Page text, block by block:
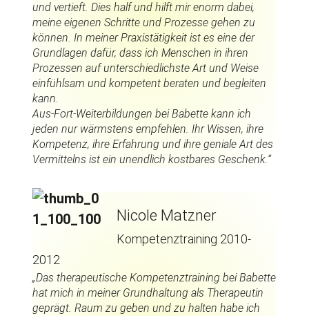
und vertieft. Dies half und hilft mir enorm dabei,
meine eigenen Schritte und Prozesse gehen zu
können. In meiner Praxistätigkeit ist es eine der
Grundlagen dafür, dass ich Menschen in ihren
Prozessen auf unterschiedlichste Art und Weise
einfühlsam und kompetent beraten und begleiten
kann.
Aus-Fort-Weiterbildungen bei Babette kann ich
jeden nur wärmstens empfehlen. Ihr Wissen, ihre
Kompetenz, ihre Erfahrung und ihre geniale Art des
Vermittelns ist ein unendlich kostbares Geschenk.“
Nicole Matzner
Kompetenztraining 2010-
2012
„Das therapeutische Kompetenztraining bei Babette
hat mich in meiner Grundhaltung als Therapeutin
geprägt. Raum zu geben und zu halten habe ich